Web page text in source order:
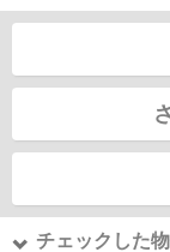
チェックした